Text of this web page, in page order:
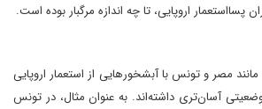
اروپایی، تا چه اندازه مرگبار بوده است.
مصر و تونس با آبشخورهایی از استعمار اروپایی
آسان‌تری داشته‌اند. به عنوان مثال، در تونس